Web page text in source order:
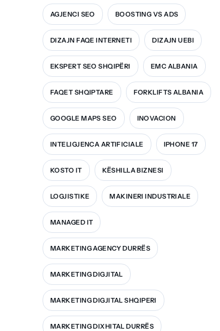
AGJENCI SEO BOOSTING VS ADS
DIZAJN FAQE INTERNETI DIZAJN UEBI
EKSPERT SEO SHQIPËRI EMC ALBANIA
FAQET SHQIPTARE FORKLIFTS ALBANIA
GOOGLE MAPS SEO INOVACION
INTELIGJENCA ARTIFICIALE IPHONE 17
KOSTO IT KËSHILLA BIZNESI
LOGJISTIKE MAKINERI INDUSTRIALE
MANAGED IT
MARKETING AGENCY DURRËS
MARKETING DIGJITAL
MARKETING DIGJITAL SHQIPERI
MARKETING DIXHITAL DURRËS